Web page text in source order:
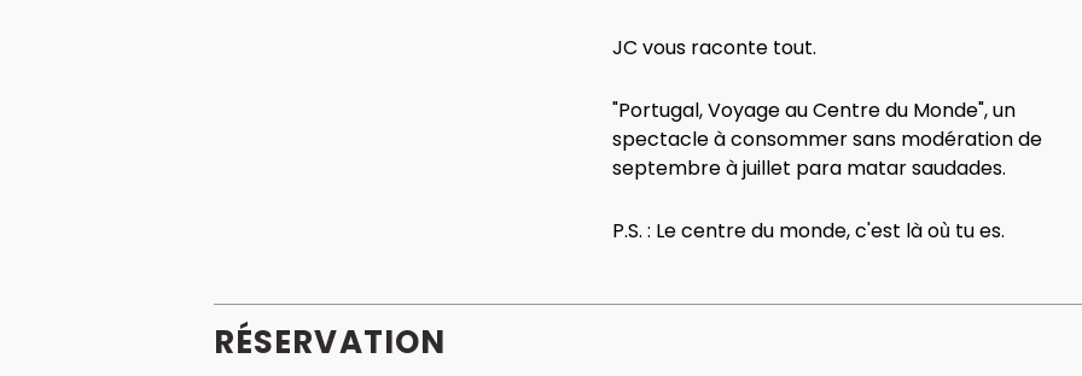
JC vous raconte tout.
"Portugal, Voyage au Centre du Monde", un
spectacle à consommer sans modération de
septembre à juillet para matar saudades.
P.S. : Le centre du monde, c'est là où tu es.
RÉSERVATION